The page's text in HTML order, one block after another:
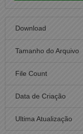
Download
Tamanho do Arquivo
File Count
Data de Criação
Ultima Atualização